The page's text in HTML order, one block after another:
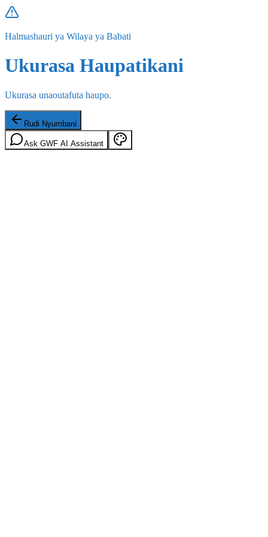
Halmashauri ya Wilaya ya Babati
Ukurasa Haupatikani
Ukurasa unaoutafuta haupo.
Rudi Nyumbani
Ask GWF AI Assistant